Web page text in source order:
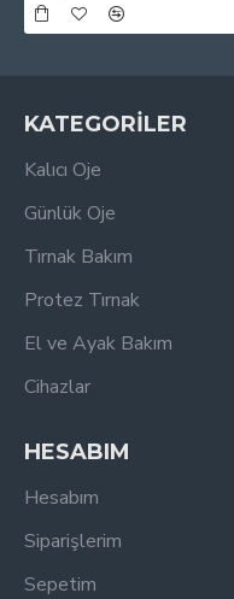
KATEGORİLER
Kalıcı Oje
Günlük Oje
Tırnak Bakım
Protez Tırnak
El ve Ayak Bakım
Cihazlar
HESABIM
Hesabım
Siparişlerim
Sepetim